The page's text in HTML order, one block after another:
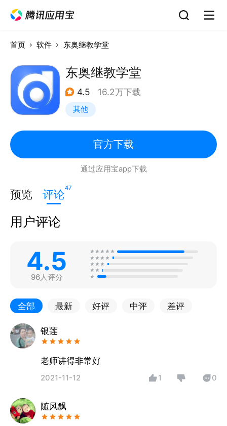
首页 软件 东奥继教学堂
东奥继教学堂
4.5 16.2万下载
其他
官方下载
通过应用宝app下载
预览 评论47
用户评论
4.5
96人评分
全部 最新 好评 中评 差评
银莲
老师讲得非常好
2021-11-12 1 0
随风飘